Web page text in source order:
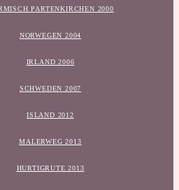
PARTENKIRCHEN 2000
NORWEGEN 2004
IRLAND 2006
SCHWEDEN 2007
ISLAND 2012
MALERWEG 2013
HURTIGRUTE 2013